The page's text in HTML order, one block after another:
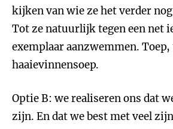
kijken van wie ze het verder
Tot ze natuurlijk tegen een net
exemplaar aanzwemmen. Toep,
haaievinnensoep.
Optie B: we realiseren ons dat
zijn. En dat we best met veel